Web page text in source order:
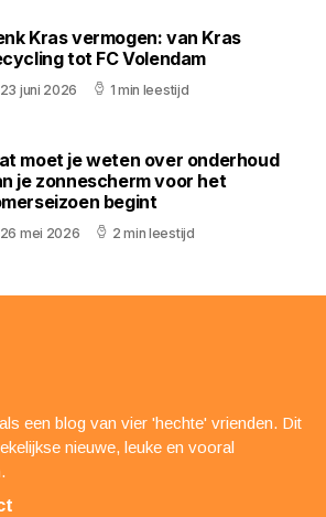
Kras vermogen: van Kras
tot FC Volendam
23 juni 2026 1 min leestijd
moet je weten over onderhoud
je zonnescherm voor het
begint
26 mei 2026 2 min leestijd
een blog van vier 'hechte' vrienden. Dit
nieuwe, leuke en vooral